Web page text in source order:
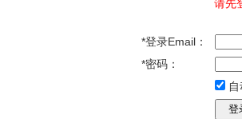
请先
*登录Email：
*密码：